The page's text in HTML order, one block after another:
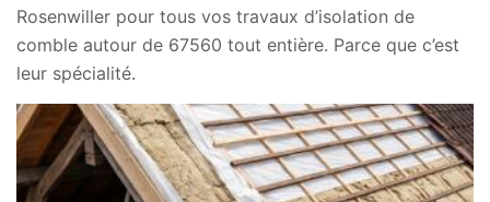
Rosenwiller pour tous vos travaux d’isolation de
comble autour de 67560 tout entière. Parce que c’est
leur spécialité.